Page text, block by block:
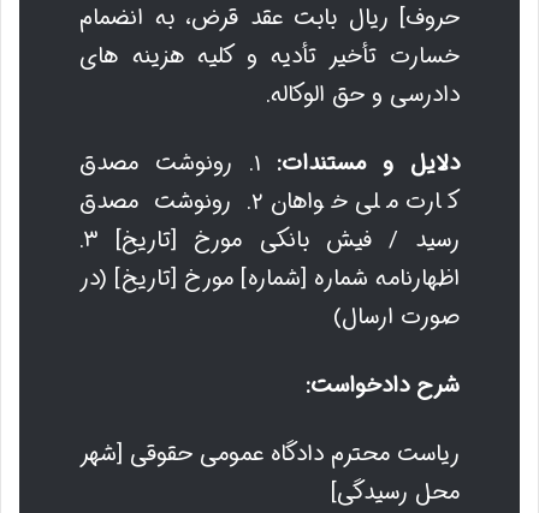
حروف] ریال بابت عقد قرض، به انضمام
خسارت تأخیر تأدیه و کلیه هزینه های
دادرسی و حق الوکاله.
دلایل و مستندات:
۱. رونوشت مصدق
کارت ملی خواهان ۲. رونوشت مصدق
رسید / فیش بانکی مورخ [تاریخ] ۳.
اظهارنامه شماره [شماره] مورخ [تاریخ] (در
صورت ارسال)
شرح دادخواست:
ریاست محترم دادگاه عمومی حقوقی [شهر
محل رسیدگی]